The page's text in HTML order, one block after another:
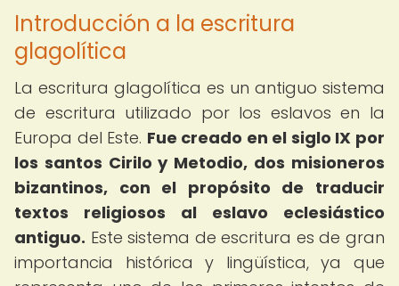
Introducción a la escritura
glagolítica
La escritura glagolítica es un antiguo sistema
de escritura utilizado por los eslavos en la
Europa del Este. Fue creado en el siglo IX por
los santos Cirilo y Metodio, dos misioneros
bizantinos, con el propósito de traducir
textos religiosos al eslavo eclesiástico
antiguo. Este sistema de escritura es de gran
importancia histórica y lingüística, ya que